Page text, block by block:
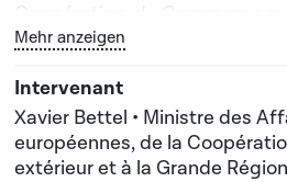
Coopération, du Commerce
Région apportée lors de la
Bouton graphique servant
Mehr anzeigen
Xavier Bettel • Ministre des
européennes, de la
extérieur et à la Grande Région